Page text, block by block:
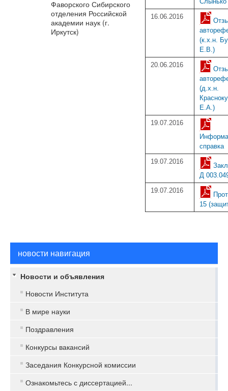
Фаворского Сибирского
отделения Российской
академии наук (г.
Иркутск)
16.06.2016
(к.х.н.
Е.В.)
20.06.2016
(д.х.н.
Е.А.)
19.07.2016
справка
19.07.2016
Д
19.07.2016
15
новости навигация
Новости и объявления
Новости Института
В мире науки
Поздравления
Конкурсы вакансий
Заседания Конкурсной комиссии
Ознакомьтесь с диссертацией...